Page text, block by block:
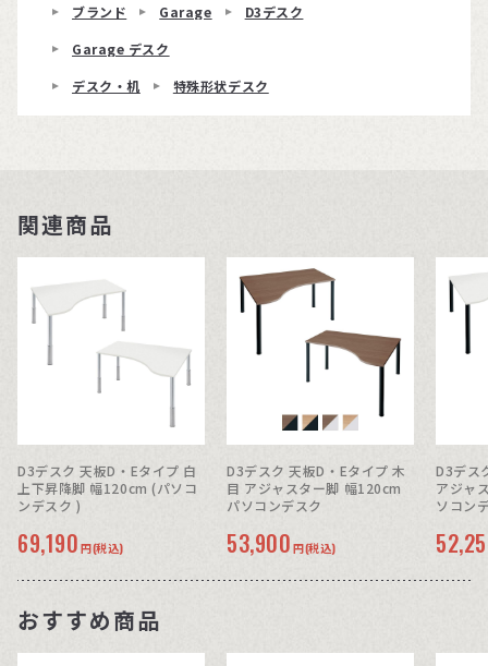
ブランド
Garage
D3デスク
Garage デスク
デスク・机
特殊形状デスク
関連商品
D3デスク 天板D・Eタイプ 白
上下昇降脚 幅120cm (パソコ
ンデスク )
69,190 円(税込)
D3デスク 天板D・Eタイプ 木
目 アジャスター脚 幅120cm
パソコンデスク
53,900 円(税込)
D3デス
アジャ
ソコン
おすすめ商品